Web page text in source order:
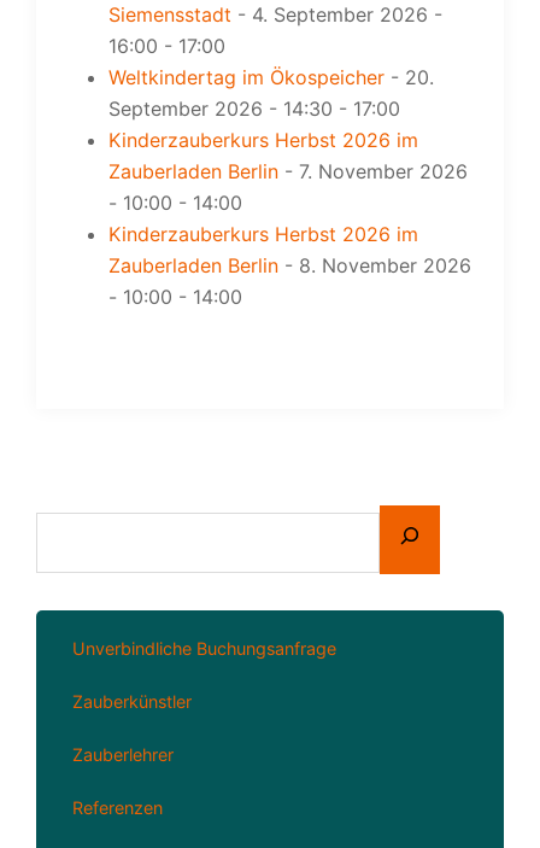
Siemensstadt - 4. September 2026 -
16:00 - 17:00
Weltkindertag im Ökospeicher - 20.
September 2026 - 14:30 - 17:00
Kinderzauberkurs Herbst 2026 im
Zauberladen Berlin - 7. November 2026
- 10:00 - 14:00
Kinderzauberkurs Herbst 2026 im
Zauberladen Berlin - 8. November 2026
- 10:00 - 14:00
Unverbindliche Buchungsanfrage
Zauberkünstler
Zauberlehrer
Referenzen